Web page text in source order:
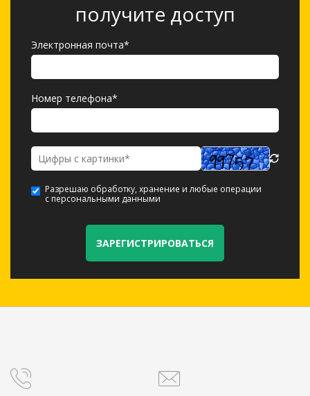
получите доступ
Электронная почта*
Номер телефона*
Разрешаю обработку, хранение и любые операции
с персональными данными
ЗАРЕГИСТРИРОВАТЬСЯ